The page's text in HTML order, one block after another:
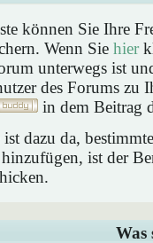
können Sie Ihre
Wenn Sie hier
unterwegs ist
des Forums zu
in dem Beitrag
dazu da,
ist der
Was